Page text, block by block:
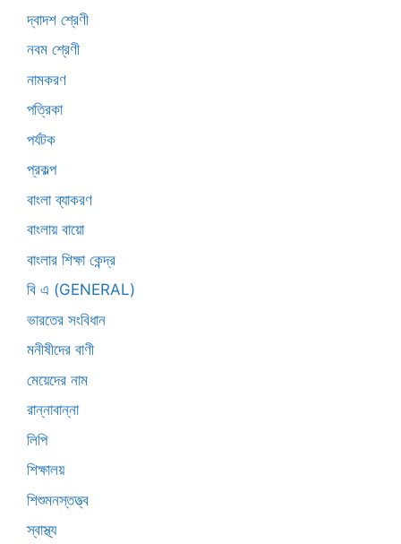
দ্বাদশ শ্রেণী
নবম শ্রেণী
নামকরণ
পত্রিকা
পর্যটক
প্রকল্প
বাংলা ব্যাকরণ
বাংলায় বায়ো
বাংলার শিক্ষা কেন্দ্র
বি এ (GENERAL)
ভারতের সংবিধান
মনীষীদের বাণী
মেয়েদের নাম
রান্নাবান্না
লিপি
শিক্ষালয়
শিশুমনস্তত্ত্ব
স্বাস্থ্য